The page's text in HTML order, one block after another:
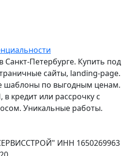
Санкт-Петербурге. Купить под
сайты, landing-page.
шаблоны по выгодным ценам.
кредит или рассрочку с
Уникальные работы.
ИНН 1650269963